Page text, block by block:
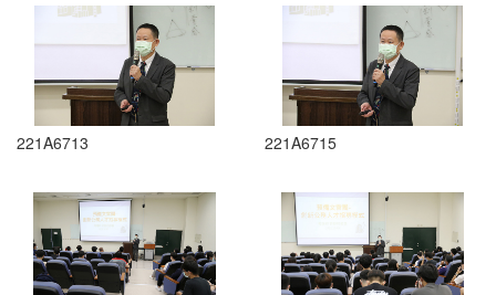
221A6713 221A6715